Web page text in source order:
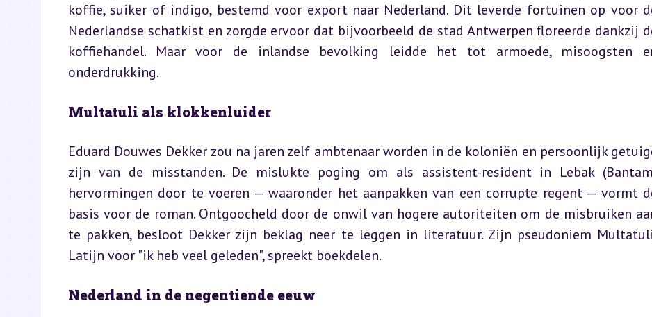
koffie, suiker of indigo, bestemd voor export naar Nederland. Dit leverde fortuinen op voor
Nederlandse schatkist en zorgde ervoor dat bijvoorbeeld de stad Antwerpen floreerde dankzij
koffiehandel. Maar voor de inlandse bevolking leidde het tot armoede, misoogsten
onderdrukking.
Multatuli als klokkenluider
Eduard Douwes Dekker zou na jaren zelf ambtenaar worden in de koloniën en persoonlijk
zijn van de misstanden. De mislukte poging om als assistent-resident in Lebak
hervormingen door te voeren — waaronder het aanpakken van een corrupte regent — vormt
basis voor de roman. Ontgoocheld door de onwil van hogere autoriteiten om de misbruiken
te pakken, besloot Dekker zijn beklag neer te leggen in literatuur. Zijn pseudoniem
Latijn voor "ik heb veel geleden", spreekt boekdelen.
Nederland in de negentiende eeuw